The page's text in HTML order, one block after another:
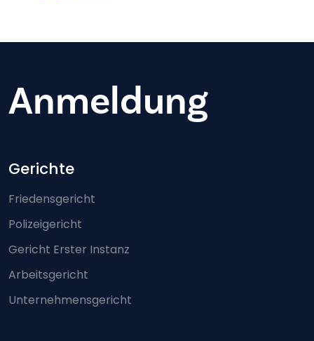
Anmeldung
Footer-menu
Gerichte
Friedensgericht
Polizeigericht
Gericht Erster Instanz
Arbeitsgericht
Unternehmensgericht